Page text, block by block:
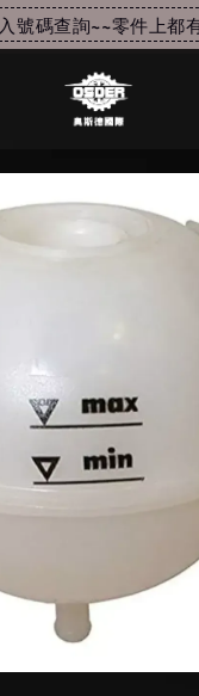
號碼查詢~~零件上都